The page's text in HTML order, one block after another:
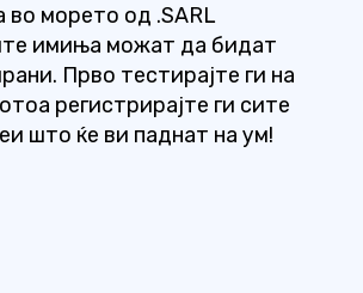
во морето од .SARL
имиња можат да бидат
Прво тестирајте ги на
регистрирајте ги сите
што ќе ви паднат на ум!